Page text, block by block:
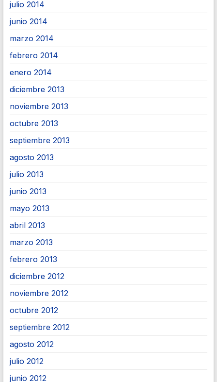
julio 2014
junio 2014
marzo 2014
febrero 2014
enero 2014
diciembre 2013
noviembre 2013
octubre 2013
septiembre 2013
agosto 2013
julio 2013
junio 2013
mayo 2013
abril 2013
marzo 2013
febrero 2013
diciembre 2012
noviembre 2012
octubre 2012
septiembre 2012
agosto 2012
julio 2012
junio 2012